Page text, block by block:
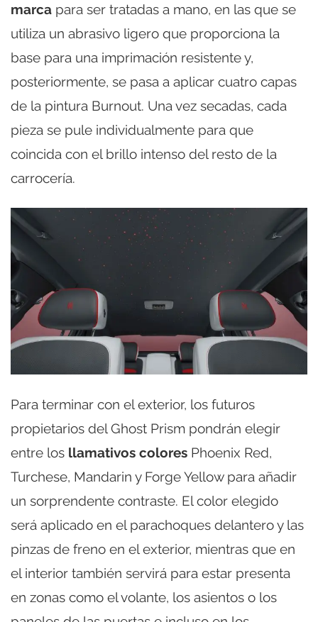
marca para ser tratadas a mano, en las que se
utiliza un abrasivo ligero que proporciona la
base para una imprimación resistente y,
posteriormente, se pasa a aplicar cuatro capas
de la pintura Burnout. Una vez secadas, cada
pieza se pule individualmente para que
coincida con el brillo intenso del resto de la
carrocería.
Para terminar con el exterior, los futuros
propietarios del Ghost Prism pondrán elegir
entre los llamativos colores Phoenix Red,
Turchese, Mandarin y Forge Yellow para añadir
un sorprendente contraste. El color elegido
será aplicado en el parachoques delantero y las
pinzas de freno en el exterior, mientras que en
el interior también servirá para estar presenta
en zonas como el volante, los asientos o los